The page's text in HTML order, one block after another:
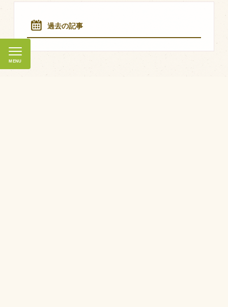
過去の記事
LINE公式アカウント
Instagram
RSS フィード